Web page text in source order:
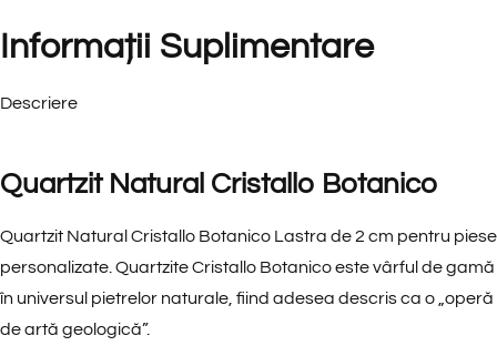
Informații Suplimentare
Descriere
Quartzit Natural Cristallo Botanico
Quartzit Natural Cristallo Botanico Lastra de 2 cm pentru piese
personalizate. Quartzite Cristallo Botanico este vârful de gamă
în universul pietrelor naturale, fiind adesea descris ca o „operă
de artă geologică”.